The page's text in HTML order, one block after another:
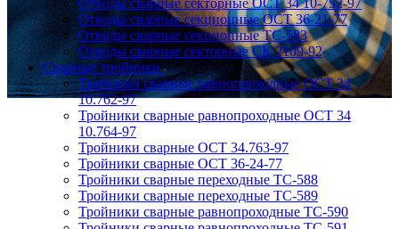
Отводы сварные секторные ОСТ 34 10-752-97
Отводы сварные секционные ОСТ 36-21-77
Отводы сварные секционные ТС-583
Отводы сварные секторные СК 2109-92
Сварные тройники
Тройники сварные равнопроходные ОСТ 34
10.762-97
Тройники сварные равнопроходные ОСТ 34
10.764-97
Тройники сварные ОСТ 34.763-97
Тройники сварные ОСТ 36-24-77
Тройники сварные переходные ТС-588
Тройники сварные переходные ТС-589
Тройники сварные равнопроходные ТС-590